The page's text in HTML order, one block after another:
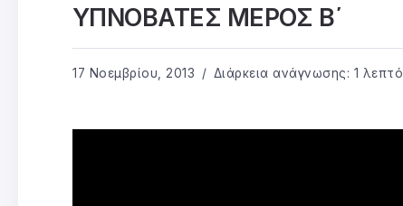
ΥΠΝΟΒΑΤΕΣ ΜΕΡΟΣ Β΄
17 Νοεμβρίου, 2013 Διάρκεια ανάγνωσης: 1 λεπτό